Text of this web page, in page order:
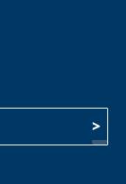
>